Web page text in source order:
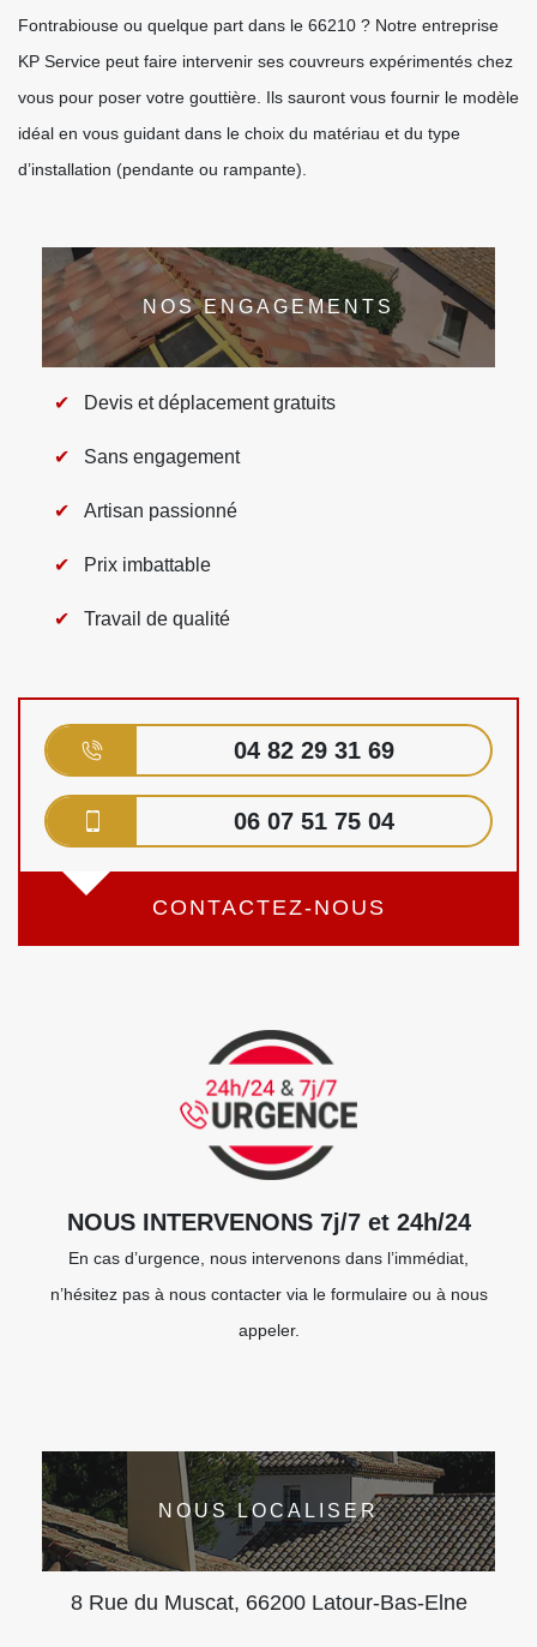
Fontrabiouse ou quelque part dans le 66210 ? Notre entreprise
KP Service peut faire intervenir ses couvreurs expérimentés chez
vous pour poser votre gouttière. Ils sauront vous fournir le modèle
idéal en vous guidant dans le choix du matériau et du type
d’installation (pendante ou rampante).
NOS ENGAGEMENTS
Devis et déplacement gratuits
Sans engagement
Artisan passionné
Prix imbattable
Travail de qualité
04 82 29 31 69
06 07 51 75 04
CONTACTEZ-NOUS
NOUS INTERVENONS 7j/7 et 24h/24
En cas d’urgence, nous intervenons dans l’immédiat,
n’hésitez pas à nous contacter via le formulaire ou à nous
appeler.
NOUS LOCALISER
8 Rue du Muscat, 66200 Latour-Bas-Elne